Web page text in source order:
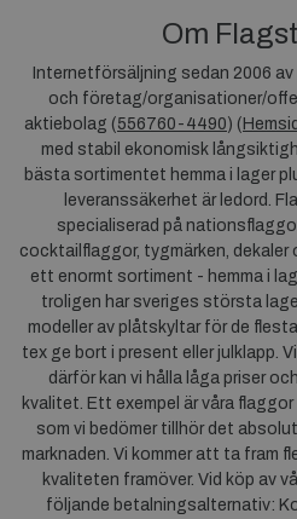
Om
Internetförsäljning sedan 2006
och företag/organisationer/
aktiebolag (556760-4490) (
med stabil ekonomisk
bästa sortimentet hemma i lager
leveranssäkerhet är ledord.
specialiserad på
cocktailflaggor, tygmärken,
ett enormt sortiment - hemma i
troligen har sveriges största
modeller av plåtskyltar för de
tex ge bort i present eller julklapp.
därför kan vi hålla låga priser
kvalitet. Ett exempel är våra
som vi bedömer tillhör det
marknaden. Vi kommer att ta fram
kvaliteten framöver. Vid köp av
följande betalningsalternativ: